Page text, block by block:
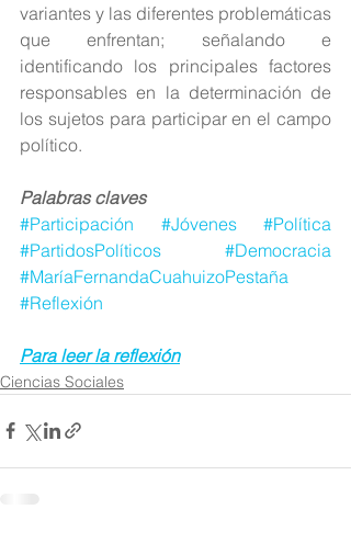
variantes y las diferentes problemáticas
que enfrentan; señalando e
identificando los principales factores
responsables en la determinación de
los sujetos para participar en el campo
político.
Palabras claves
#Participación
#Jóvenes
#Política
#PartidosPolíticos
#Democracia
#MaríaFernandaCuahuizoPestaña
#Reflexión
Para leer la reflexión
Ciencias Sociales